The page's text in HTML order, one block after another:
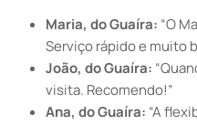
Maria, do Guaíra: “O
Serviço rápido e muito
João, do Guaíra:
visita. Recomendo!”
Ana, do Guaíra: “A